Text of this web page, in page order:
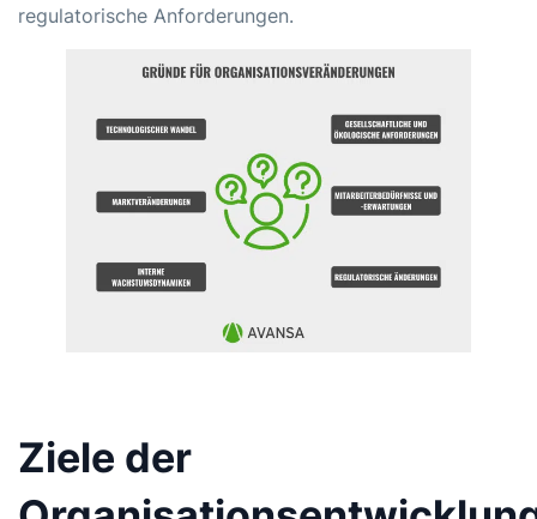
regulatorische Anforderungen.
Ziele der